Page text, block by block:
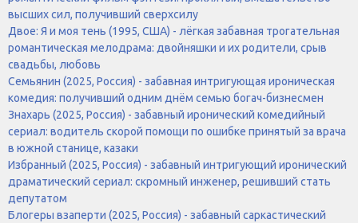
высших сил, получивший сверхсилу
Двое: Я и моя тень (1995, США) - лёгкая забавная трогательная
романтическая мелодрама: двойняшки и их родители, срыв
свадьбы, любовь
Семьянин (2025, Россия) - забавная интригующая ироническая
комедия: получивший одним днём семью богач-бизнесмен
Знахарь (2025, Россия) - забавный иронический комедийный
сериал: водитель скорой помощи по ошибке принятый за врача
в южной станице, казаки
Избранный (2025, Россия) - забавный интригующий иронический
драматический сериал: скромный инженер, решивший стать
депутатом
Блогеры взаперти (2025, Россия) - забавный саркастический